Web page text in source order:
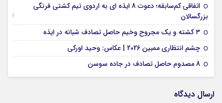
اتفاقی کم‌سابقه؛ دعوت 8 ایذه ای به اردوی تیم کشتی فرنگی
بزرگسالان
09 جولای 2026
۳ کشته و یک مجروح وخیم حاصل تصادف شبانه در ایذه
چشم انتظاری ممبین 2026 | عکاس: وحید اورکی
8 مصدوم حاصل تصادف در جاده سوسن
ارسال دیدگاه